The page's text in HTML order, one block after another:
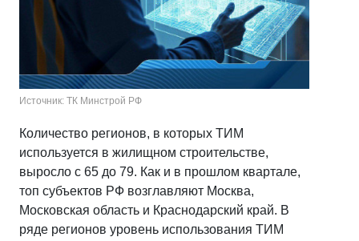
Источник: ТК Минстрой РФ
Количество регионов, в которых ТИМ
используется в жилищном строительстве,
выросло с 65 до 79. Как и в прошлом квартале,
топ субъектов РФ возглавляют Москва,
Московская область и Краснодарский край. В
ряде регионов уровень использования ТИМ